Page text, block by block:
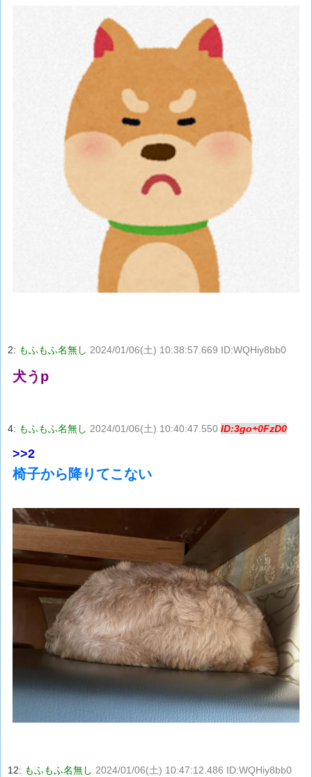
2: もふもふ名無し 2024/01/06(土) 10:38:57.669 ID:WQHiy8bb0
犬うp
4: もふもふ名無し 2024/01/06(土) 10:40:47.550 ID:3go+0FzD0
>>2
椅子から降りてこない
12: もふもふ名無し 2024/01/06(土) 10:47:12.486 ID:WQHiy8bb0